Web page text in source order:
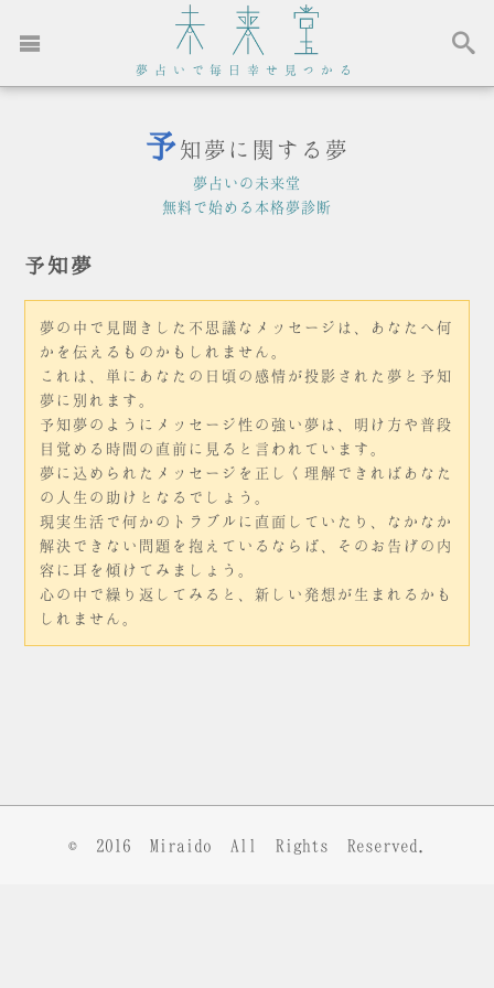
夢占いで毎日幸せ見つかる
予 知夢に関する夢
夢占いの未来堂
無料で始める本格夢診断
予知夢
夢の中で見聞きした不思議なメッセージは、あなたへ何
かを伝えるものかもしれません。
これは、単にあなたの日頃の感情が投影された夢と予知
夢に別れます。
予知夢のようにメッセージ性の強い夢は、明け方や普段
目覚める時間の直前に見ると言われています。
夢に込められたメッセージを正しく理解できればあなた
の人生の助けとなるでしょう。
現実生活で何かのトラブルに直面していたり、なかなか
解決できない問題を抱えているならば、そのお告げの内
容に耳を傾けてみましょう。
心の中で繰り返してみると、新しい発想が生まれるかも
しれません。
© 2016 Miraido All Rights Reserved.